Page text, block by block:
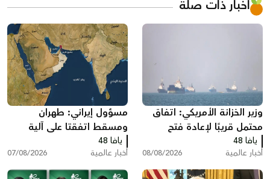
أخبار ذات صلة
وزير الخزانة الأمريكي: اتفاق
محتمل قريبًا لإعادة فتح
مضيق هرمز وخفض أسعار
الطاقة
يافا 48
أخبار عالمية 08/08/2026
مسؤول إيراني: طهران
ومسقط اتفقتا على آلية
لعبور مضيق هرمز تتضمن
رسوم خدماتية
يافا 48
أخبار عالمية 07/08/2026